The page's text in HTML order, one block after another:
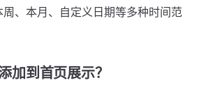
、本月、自定义日期等多种时间范
加到首页展示？